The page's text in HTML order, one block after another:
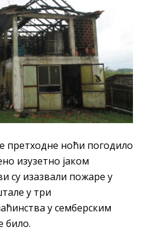
РАНГ ЛИСТA
СУ ОСТВАРИЛИ ПРАВО
МЈЕСЕЧНИ БОРАЧКИ
ДЕМОБИЛИСАНЕ БОРЦЕ
СРПСКЕ У СТАЊУ
ПОТРЕБЕ
захтјева за новчану
за регресирано
од 13. марта до 15.
ПОНОСНЕ КАРТИЦЕ
претходне ноћи погодило
изузетно јаком
су изазвали пожаре у
у три
у семберским
било.